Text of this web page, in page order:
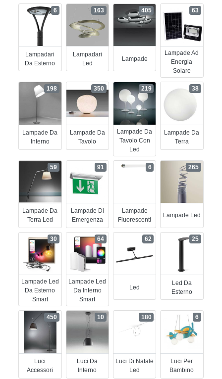
Lampadari
Da Esterno
6
Lampadari
Led
163
Lampade
405
Lampade Ad
Energia
Solare
63
Lampade Da
Interno
198
Lampade Da
Tavolo
350
Lampade Da
Tavolo Con
Led
219
Lampade Da
Terra
38
Lampade Da
Terra Led
59
Lampade Di
Emergenza
91
Lampade
Fluorescenti
6
Lampade Led
265
Lampade Led
Da Esterno
Smart
30
Lampade Led
Da Interno
Smart
64
Led
62
Led Da
Esterno
25
Luci
Accessori
450
Luci Da
Interno
10
Luci Di Natale
Led
180
Luci Per
Bambino
6